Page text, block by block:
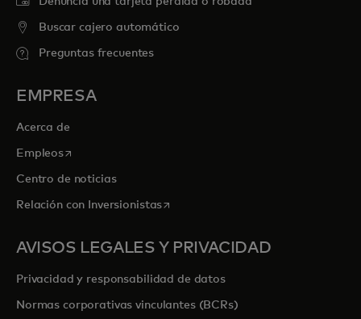
Buscar cajero automático
Preguntas frecuentes
EMPRESA
Acerca de
Empleosse abre en una pestaña nueva
Centro de noticias
Relación con Inversionistasse abre en una pestaña nueva
AVISOS LEGALES Y PRIVACIDAD
Privacidad y responsabilidad de datos
Normas corporativas vinculantes (BCRs)